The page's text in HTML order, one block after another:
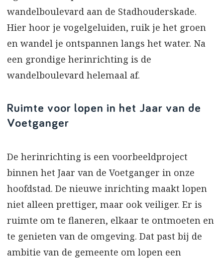
wandelboulevard aan de Stadhouderskade.
Hier hoor je vogelgeluiden, ruik je het groen
en wandel je ontspannen langs het water. Na
een grondige herinrichting is de
wandelboulevard helemaal af.
Ruimte voor lopen in het Jaar van de
Voetganger
De herinrichting is een voorbeeldproject
binnen het Jaar van de Voetganger in onze
hoofdstad. De nieuwe inrichting maakt lopen
niet alleen prettiger, maar ook veiliger. Er is
ruimte om te flaneren, elkaar te ontmoeten en
te genieten van de omgeving. Dat past bij de
ambitie van de gemeente om lopen een